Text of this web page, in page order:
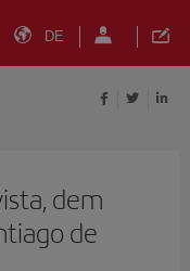
DE
dem
de